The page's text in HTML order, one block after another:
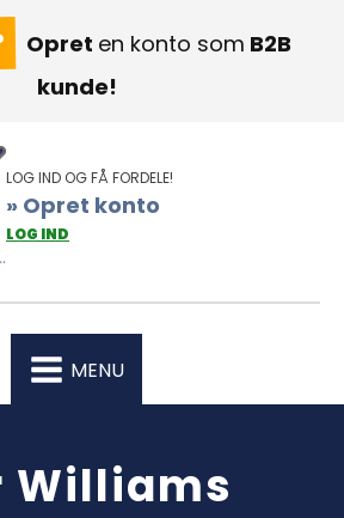
Opret en konto som B2B
kunde!
LOG IND OG FÅ FORDELE!
» Opret konto
LOG IND
MENU
Williams